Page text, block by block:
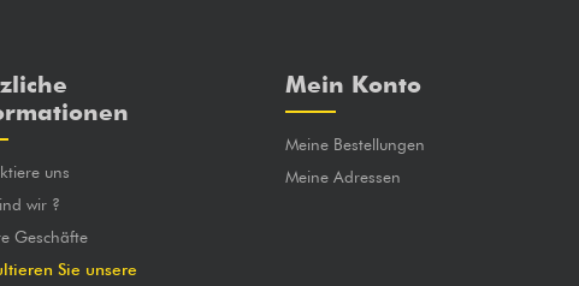
uns
wir ?
Geschäfte
Sie unsere
Mein Konto
Meine Bestellungen
Meine Adressen